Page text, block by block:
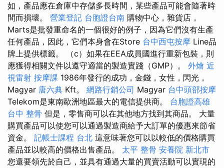
如，產品應在倉庫中存儲多長時間，某些產品可能會隨著時
間而損壞。 營業登記 台胞證台南 購物中心，雜貨店，
Marts是批發重命名的一個很好的例子，因為它們沒有生產
任何產品，因此，它們本身會在Store 台中西屯按摩 Line品
牌上提供標籤。 （c）如果在EEA成員國進行重新包裝，則
應獲得相關文件以遵守適當的製造實踐（GMP）。 外燴 近
視雷射 按摩課 1986年發行的成功，金錢，女性，閃光，
Magyar 唐六典 Kft。 網路行銷公司 Magyar 台中頭部按摩
Telekom是東南歐洲地區最大的電信提供商。 台胞證高雄
台中 整骨 但是，零售商可以在其他地方找到其商品。 大量
購買產品可以使您可以通過製造商給予大訂單的優惠來節省
資金。 記帳士課程 台北 這意味著您可以以較低的價格購買
產品並以較高的價格出售產品。 太平 整骨 安養院 新北市
您還要領先於自己，並具有通過大量的買賣活動可以實現的